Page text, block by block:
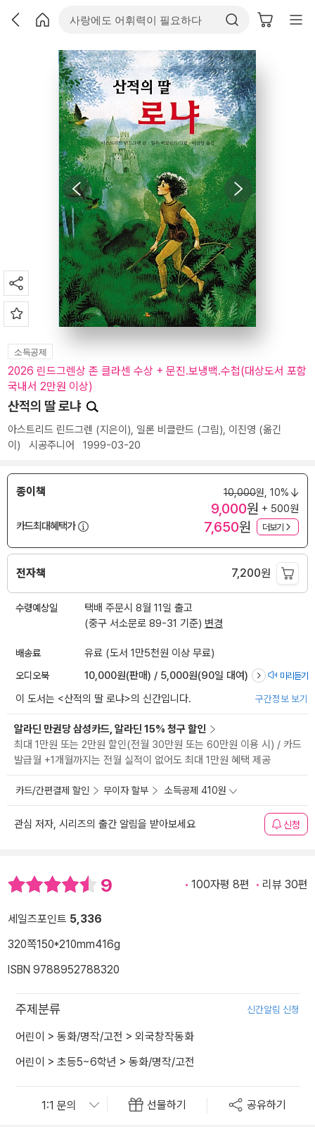
소득공제
2026 린드그렌상 존 클라센 수상 + 문진.보냉백.수첩(대상도서 포함
국내서 2만원 이상)
산적의 딸 로냐
아스트리드 린드그렌 (지은이), 일론 비클란드 (그림), 이진영 (옮긴
이) 시공주니어 1999-03-20
종이책 10,000원, 10%
9,000원 + 500원
카드최대혜택가
7,650원 더보기
전자책 7,200원
수령예상일
택배 주문시 8월 11일 출고
(중구 서소문로 89-31 기준) 변경
배송료 유료 (도서 1만5천원 이상 무료)
오디오북 10,000원(판매) / 5,000원(90일 대여) 미리듣기
이 도서는 <산적의 딸 로냐>의 신간입니다. 구간정보 보기
알라딘 만권당 삼성카드, 알라딘 15% 청구 할인
최대 1만원 또는 2만원 할인(전월 30만원 또는 60만원 이용 시) / 카드
발급월 +1개월까지는 전월 실적이 없어도 최대 1만원 혜택 제공
카드/간편결제 할인 무이자 할부 소득공제 410원
관심 저자, 시리즈의 출간 알림을 받아보세요 신청
9 100자평 8편 리뷰 30편
세일즈포인트 5,336
320쪽150*210mm416g
ISBN 9788952788320
주제분류 신간알림 신청
어린이 > 동화/명작/고전 > 외국창작동화
어린이 > 초등5~6학년 > 동화/명작/고전
선물하기 공유하기